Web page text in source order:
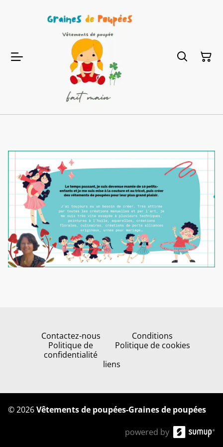
Contactez-nous
Conditions
Politique de
confidentialité
Politique de cookies
liens
©2026Vêtements de poupées-Graines de poupées
powered by